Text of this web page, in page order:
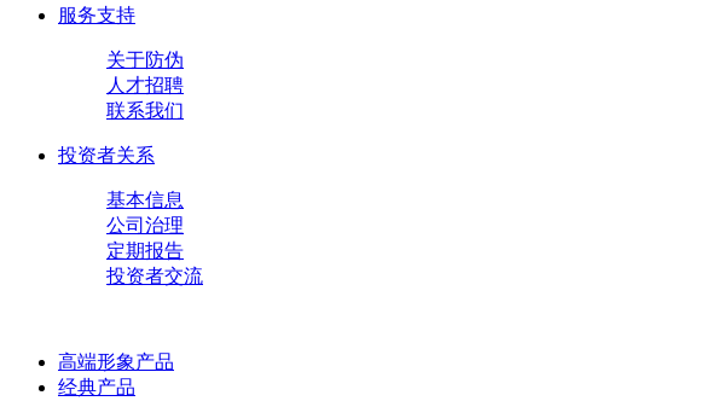
服务支持
关于防伪
人才招聘
联系我们
投资者关系
基本信息
公司治理
定期报告
投资者交流
高端形象产品
经典产品